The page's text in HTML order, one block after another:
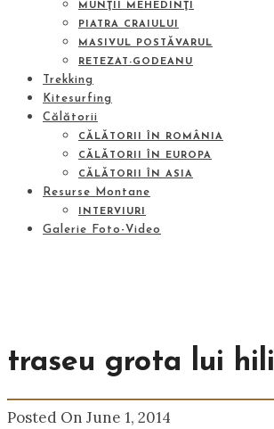
MUNŢII MEHEDINŢI
PIATRA CRAIULUI
MASIVUL POSTĂVARUL
RETEZAT-GODEANU
Trekking
Kitesurfing
Călătorii
CĂLĂTORII ÎN ROMÂNIA
CĂLĂTORII ÎN EUROPA
CĂLĂTORII ÎN ASIA
Resurse Montane
INTERVIURI
Galerie Foto-Video
traseu grota lui hili
Posted On June 1, 2014